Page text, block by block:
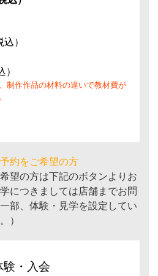
）
制作作品の材料の違いで教材費が
約をご希望の方
望の方は下記のボタンよりお
につきましては店舗までお問
部、体験・見学を設定してい
）
験・入会